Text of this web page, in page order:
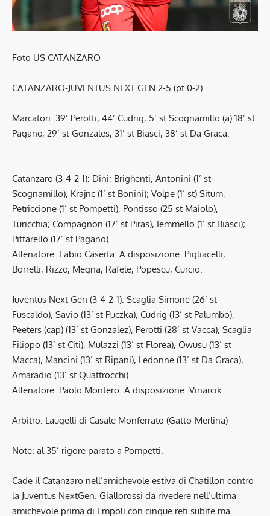
Foto US CATANZARO
CATANZARO-JUVENTUS NEXT GEN 2-5 (pt 0-2)
Marcatori: 39’ Perotti, 44’ Cudrig, 5’ st Scognamillo (a) 18’ st
Pagano, 29’ st Gonzales, 31’ st Biasci, 38’ st Da Graca.
Catanzaro (3-4-2-1): Dini; Brighenti, Antonini (1’ st
Scognamillo), Krajnc (1’ st Bonini); Volpe (1’ st) Situm,
Petriccione (1’ st Pompetti), Pontisso (25 st Maiolo),
Turicchia; Compagnon (17’ st Piras), Iemmello (1’ st Biasci);
Pittarello (17’ st Pagano).
Allenatore: Fabio Caserta. A disposizione: Pigliacelli,
Borrelli, Rizzo, Megna, Rafele, Popescu, Curcio.
Juventus Next Gen (3-4-2-1): Scaglia Simone (26’ st
Fuscaldo), Savio (13’ st Puczka), Cudrig (13’ st Palumbo),
Peeters (cap) (13’ st Gonzalez), Perotti (28’ st Vacca), Scaglia
Filippo (13’ st Citi), Mulazzi (13’ st Florea), Owusu (13’ st
Macca), Mancini (13’ st Ripani), Ledonne (13’ st Da Graca),
Amaradio (13’ st Quattrocchi)
Allenatore: Paolo Montero. A disposizione: Vinarcik
Arbitro: Laugelli di Casale Monferrato (Gatto-Merlina)
Note: al 35’ rigore parato a Pompetti.
Cade il Catanzaro nell’amichevole estiva di Chatillon contro
la Juventus NextGen. Giallorossi da rivedere nell’ultima
amichevole prima di Empoli con cinque reti subite ma